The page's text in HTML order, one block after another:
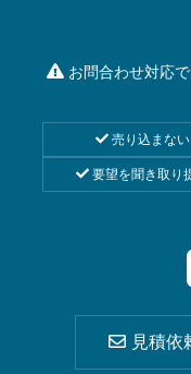
お問合わせ対応
売り込まない
要望を聞き取り
見積依